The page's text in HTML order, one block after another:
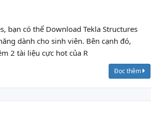
bạn có thể Download Tekla Structures
dành cho sinh viên. Bên cạnh đó,
2 tài liệu cực hot của R
Đọc thêm